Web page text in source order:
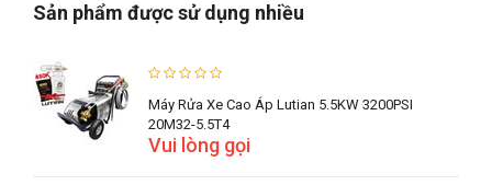
Sản phẩm được sử dụng nhiều
Máy Rửa Xe Cao Áp Lutian 5.5KW 3200PSI
20M32-5.5T4
Vui lòng gọi